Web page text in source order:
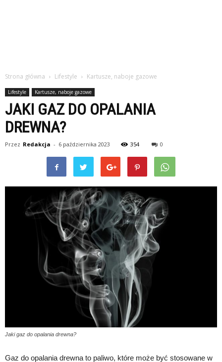
Strona główna Lifestyle Kartusze, naboje gazowe
Lifestyle Kartusze, naboje gazowe
JAKI GAZ DO OPALANIA
DREWNA?
Przez Redakcja - 6 października 2023 354 0
Jaki gaz do opalania drewna?
Gaz do opalania drewna to paliwo, które może być stosowane w